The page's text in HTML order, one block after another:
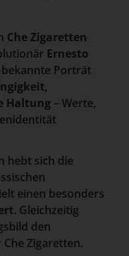
Che Zigaretten
Ernesto
Porträt
Haltung – Werte,
hebt sich die
einen besonders
. Gleichzeitig
den
Zigaretten.